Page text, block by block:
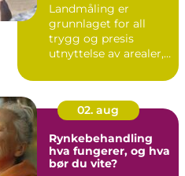
Landmåling er
grunnlaget for all
trygg og presis
utnyttelse av arealer,
store bygg...
02. aug
Rynkebehandling
hva fungerer, og hva
bør du vite?